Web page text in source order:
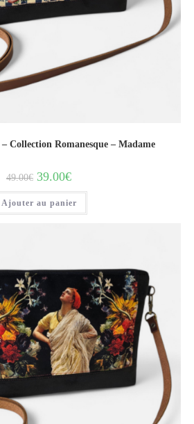
Collection Romanesque – Madame
49.00€ 39.00€
Ajouter au panier